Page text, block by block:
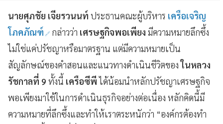
นายศุภชัย เจียรวนนท์ ประธานคณะผู้บริหาร เครือเจริญ
โภคภัณฑ์ กล่าวว่า เศรษฐกิจพอเพียง มีความหมายลึกซึ้ง
ไม่ใช่แค่ปรัชญาหรือมาตรฐาน แต่มีความหมายเป็น
สัญลักษณ์ของคำสอนและแนวทางดำเนินชีวิตของในหลวง
รัชกาลที่ 9 ทั้งนี้ เครือซีพีได้น้อมนำหลักปรัชญาเศรษฐกิจ
พอเพียงมาใช้ในการดำเนินธุรกิจอย่างต่อเนื่อง หลักคิดนี้มี
ความหมายที่ลึกซึ้งและทำให้เราตระหนักว่า “องค์กรต้องทำ